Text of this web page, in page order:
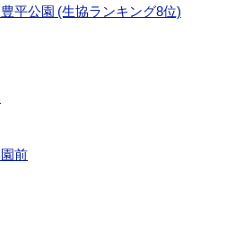
平公園 (生協ランキング8位)
前